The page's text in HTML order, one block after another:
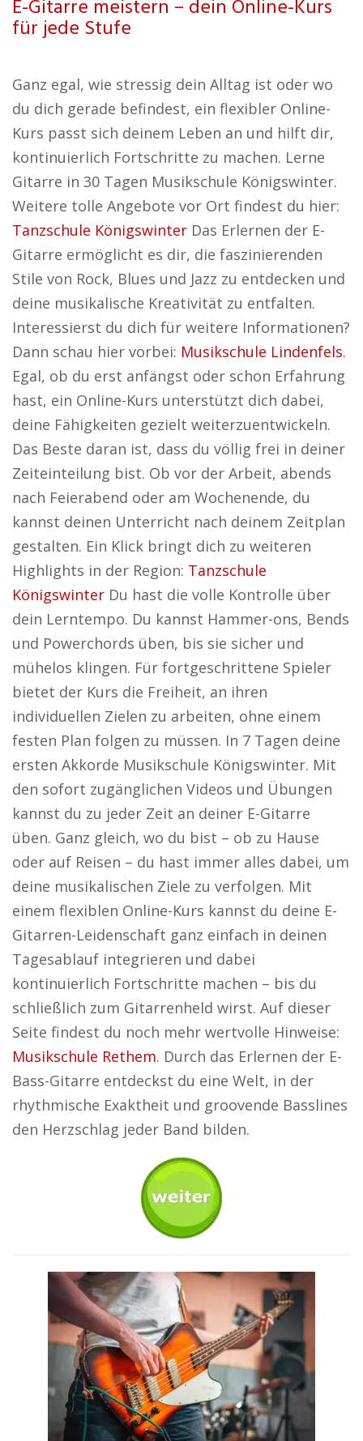
E-Gitarre meistern – dein Online-Kurs
für jede Stufe
Ganz egal, wie stressig dein Alltag ist oder wo
du dich gerade befindest, ein flexibler Online-
Kurs passt sich deinem Leben an und hilft dir,
kontinuierlich Fortschritte zu machen. Lerne
Gitarre in 30 Tagen Musikschule Königswinter.
Weitere tolle Angebote vor Ort findest du hier:
Tanzschule Königswinter Das Erlernen der E-
Gitarre ermöglicht es dir, die faszinierenden
Stile von Rock, Blues und Jazz zu entdecken und
deine musikalische Kreativität zu entfalten.
Interessierst du dich für weitere Informationen?
Dann schau hier vorbei: Musikschule Lindenfels.
Egal, ob du erst anfängst oder schon Erfahrung
hast, ein Online-Kurs unterstützt dich dabei,
deine Fähigkeiten gezielt weiterzuentwickeln.
Das Beste daran ist, dass du völlig frei in deiner
Zeiteinteilung bist. Ob vor der Arbeit, abends
nach Feierabend oder am Wochenende, du
kannst deinen Unterricht nach deinem Zeitplan
gestalten. Ein Klick bringt dich zu weiteren
Highlights in der Region: Tanzschule
Königswinter Du hast die volle Kontrolle über
dein Lerntempo. Du kannst Hammer-ons, Bends
und Powerchords üben, bis sie sicher und
mühelos klingen. Für fortgeschrittene Spieler
bietet der Kurs die Freiheit, an ihren
individuellen Zielen zu arbeiten, ohne einem
festen Plan folgen zu müssen. In 7 Tagen deine
ersten Akkorde Musikschule Königswinter. Mit
den sofort zugänglichen Videos und Übungen
kannst du zu jeder Zeit an deiner E-Gitarre
üben. Ganz gleich, wo du bist – ob zu Hause
oder auf Reisen – du hast immer alles dabei, um
deine musikalischen Ziele zu verfolgen. Mit
einem flexiblen Online-Kurs kannst du deine E-
Gitarren-Leidenschaft ganz einfach in deinen
Tagesablauf integrieren und dabei
kontinuierlich Fortschritte machen – bis du
schließlich zum Gitarrenheld wirst. Auf dieser
Seite findest du noch mehr wertvolle Hinweise:
Musikschule Rethem. Durch das Erlernen der E-
Bass-Gitarre entdeckst du eine Welt, in der
rhythmische Exaktheit und groovende Basslines
den Herzschlag jeder Band bilden.